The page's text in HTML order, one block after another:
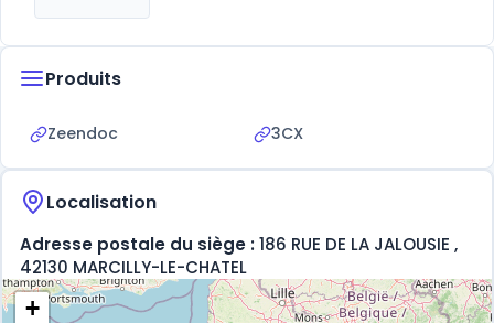
Produits
Zeendoc 3CX
Localisation
Adresse postale du siège :186 RUE DE LA JALOUSIE ,
42130 MARCILLY-LE-CHATEL
+